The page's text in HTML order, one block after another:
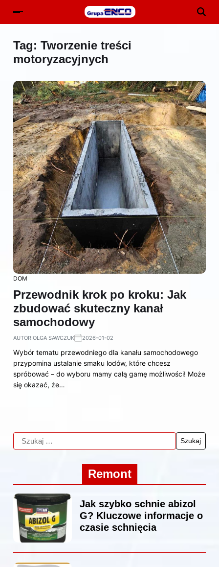
Tag: Tworzenie treści
motoryzacyjnych
DOM
Przewodnik krok po kroku: Jak
zbudować skuteczny kanał
samochodowy
AUTOR:OLGA SAWCZUK 2026-01-02
Wybór tematu przewodniego dla kanału samochodowego
przypomina ustalanie smaku lodów, które chcesz
spróbować – do wyboru mamy całą gamę możliwości! Może
się okazać, że…
Remont
Jak szybko schnie abizol
G? Kluczowe informacje o
czasie schnięcia